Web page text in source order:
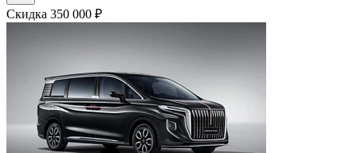
Скидка 350 000 ₽